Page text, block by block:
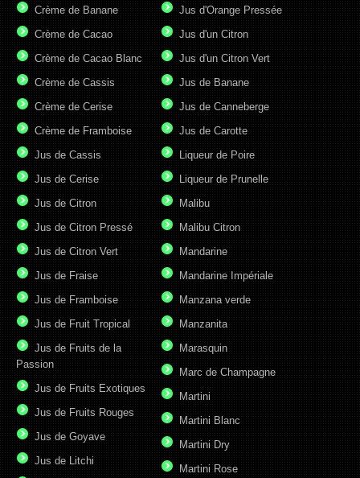
Crème de Banane
Crème de Cacao
Crème de Cacao Blanc
Crème de Cassis
Crème de Cerise
Crème de Framboise
Jus d'Orange Pressée
Jus d'un Citron
Jus d'un Citron Vert
Jus de Banane
Jus de Canneberge
Jus de Carotte
Jus de Cassis
Jus de Cerise
Jus de Citron
Jus de Citron Pressé
Jus de Citron Vert
Jus de Fraise
Jus de Framboise
Jus de Fruit Tropical
Jus de Fruits de la
Passion
Jus de Fruits Exotiques
Jus de Fruits Rouges
Jus de Goyave
Jus de Litchi
Liqueur de Poire
Liqueur de Prunelle
Malibu
Malibu Citron
Mandarine
Mandarine Impériale
Manzana verde
Manzanita
Marasquin
Marc de Champagne
Martini
Martini Blanc
Martini Dry
Martini Rose